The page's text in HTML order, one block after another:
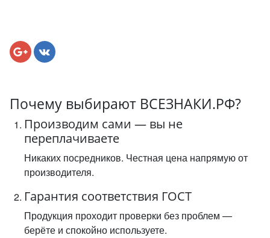
Почему выбирают ВСЕЗНАКИ.РФ?
Производим сами — вы не
переплачиваете
Никаких посредников. Честная цена напрямую от
производителя.
Гарантия соответствия ГОСТ
Продукция проходит проверки без проблем —
берёте и спокойно используете.